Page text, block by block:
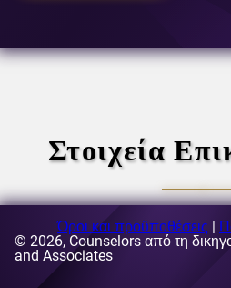
Στοιχεία
E-mail: [email protected]
Διεύθυνση:
Όροι και προϋποθέσεις |
© 2026, Counselors από τη
and Associates